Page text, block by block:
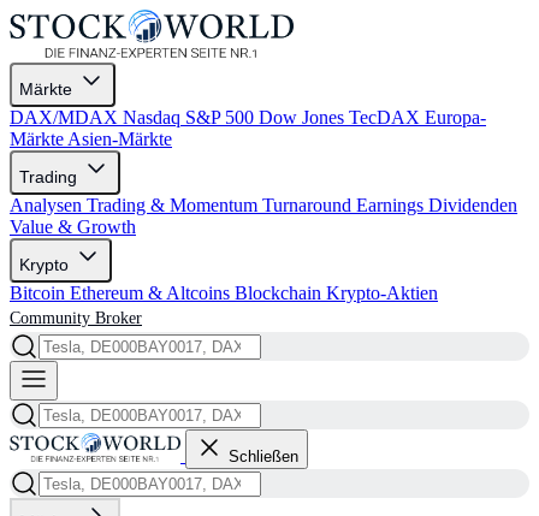
Märkte
DAX/MDAX Nasdaq S&P 500 Dow Jones TecDAX Europa-
Märkte Asien-Märkte
Trading
Analysen Trading & Momentum Turnaround Earnings Dividenden
Value & Growth
Krypto
Bitcoin Ethereum & Altcoins Blockchain Krypto-Aktien
Community Broker
Schließen